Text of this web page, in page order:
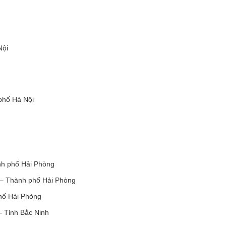
Hà Nội
phố Hải Phòng
Thành phố Hải Phòng
Hải Phòng
Tỉnh Bắc Ninh